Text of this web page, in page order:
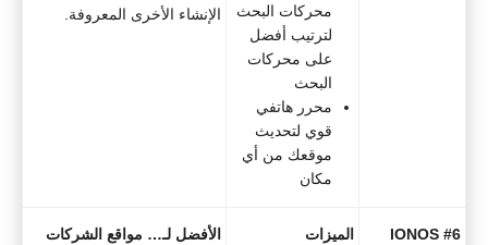
محركات البحث
لترتيب أفضل
على محركات
البحث
محرر هاتفي
قوي لتحديث
موقعك من أي
مكان
الإنشاء الأخرى المعروفة.
#6 IONOS
الميزات
الأفضل لـ… مواقع الشركات